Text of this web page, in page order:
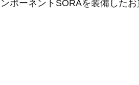
ポーネントSORAを装備した